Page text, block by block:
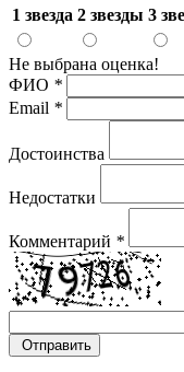
1 звезда 2 звезды 3
Не выбрана оценка!
ФИО *
Email *
Достоинства
Недостатки
Комментарий *
Отправить